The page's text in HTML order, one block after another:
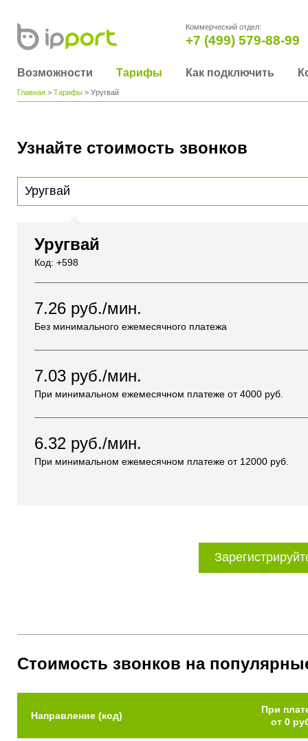
Коммерческий отдел:
+7 (499) 579-88-99
Возможности Тарифы Как подключить
Главная > Тарифы > Уругвай
Узнайте стоимость звонков
Уругвай
Код: +598
7.26 руб./мин.
Без минимального ежемесячного платежа
7.03 руб./мин.
При минимальном ежемесячном платеже от4000 руб.
6.32 руб./мин.
При минимальном ежемесячном платеже от 12000 руб.
Стоимость звонков на
Направление (код)
При
от 0